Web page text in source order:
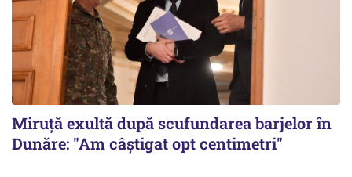
Miruță exultă după scufundarea barjelor în
Dunăre: "Am câștigat opt centimetri"